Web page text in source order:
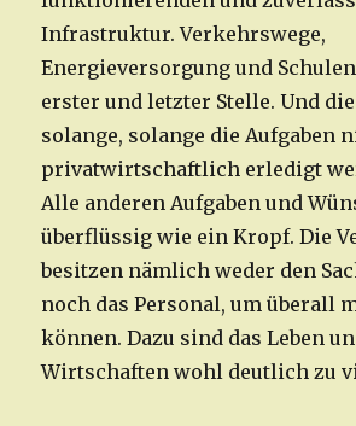
Infrastruktur. Verkehrswege,
Energieversorgung und
erster und letzter Stelle. Und
solange, solange die Aufgaben
privatwirtschaftlich erledigt
Alle anderen Aufgaben und
überflüssig wie ein Kropf. Die
besitzen nämlich weder den
noch das Personal, um überall
können. Dazu sind das Leben
Wirtschaften wohl deutlich zu